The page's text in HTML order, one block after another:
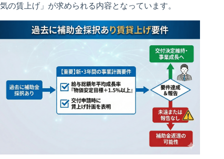
気の賃上げ」が求められる内容となっています。